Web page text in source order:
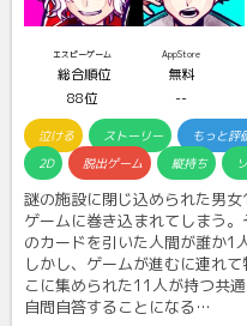
エスピーゲーム
総合順位
88位
AppStore
無料
--
泣ける ストーリー もっと評
2D
脱出ゲーム 縦持ち
謎の施設に閉じ込められた男
ゲームに巻き込まれてしまう
のカードを引いた人間が誰か1
しかし、ゲームが進むに連れ
こに集められた11人が持つ共
自問自答することになる…